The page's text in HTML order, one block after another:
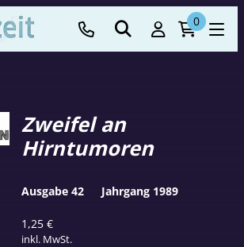
0
Zweifel an
Hirntumoren
1,25€
inkl. MwSt.
Ausgabe 42 Jahrgang 1989